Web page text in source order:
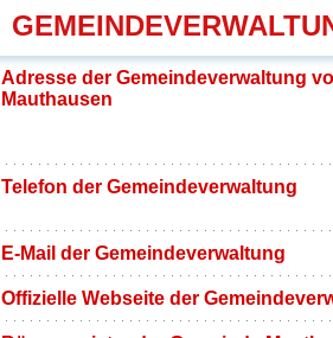
Adresse der Gemeindeverwaltung
Mauthausen
Telefon der Gemeindeverwaltung
E-Mail der Gemeindeverwaltung
Offizielle Webseite der